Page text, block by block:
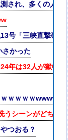
され、多くの人
号「三峡直撃確
さかった
年は32人が獄中
ｗｗｗｗwwww
うシーンがどちゃ
つおる？